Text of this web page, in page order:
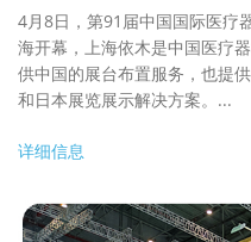
4月8日，第91届中国国际医疗
海开幕，上海依木是中国医疗
供中国的展台布置服务，也提
和日本展览展示解决方案。...
详细信息